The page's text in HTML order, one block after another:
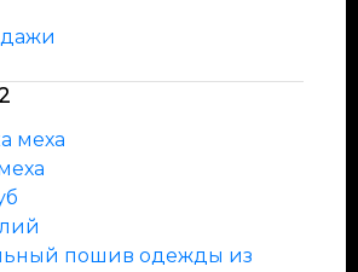
меха
пошив одежды из